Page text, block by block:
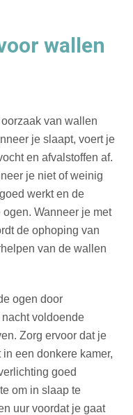
wallen
van wallen
je slaapt, voert je
en afvalstoffen af.
je niet of weinig
werkt en de
Wanneer je met
de ophoping van
van de wallen
ogen door
voldoende
Zorg ervoor dat je
een donkere kamer,
goed
om in slaap te
uur voordat je gaat